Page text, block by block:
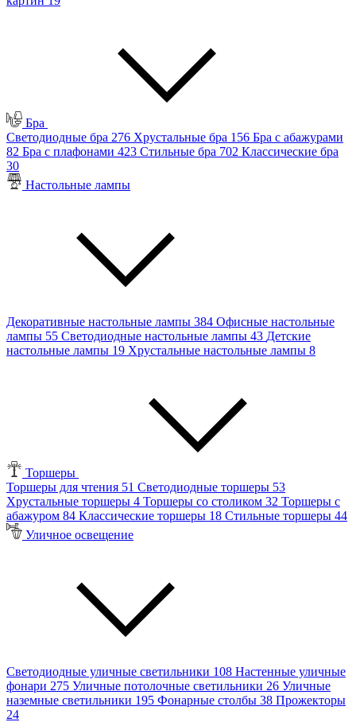
Бра
Светодиодные бра 276 Хрустальные бра 156 Бра с абажурами
82 Бра с плафонами 423 Стильные бра 702 Классические бра
30
Настольные лампы
Декоративные настольные лампы 384 Офисные настольные
лампы 55 Светодиодные настольные лампы 43 Детские
настольные лампы 19 Хрустальные настольные лампы 8
Торшеры
Торшеры для чтения 51 Светодиодные торшеры 53
Хрустальные торшеры 4 Торшеры со столиком 32 Торшеры с
абажуром 84 Классические торшеры 18 Стильные торшеры 44
Уличное освещение
Светодиодные уличные светильники 108 Настенные уличные
фонари 275 Уличные потолочные светильники 26 Уличные
наземные светильники 195 Фонарные столбы 38 Прожекторы
24